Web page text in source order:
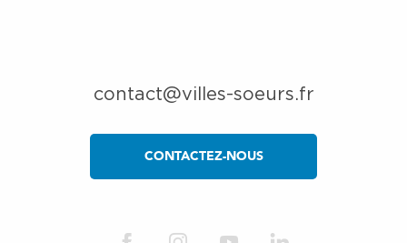
contact@villes-soeurs.fr
CONTACTEZ-NOUS